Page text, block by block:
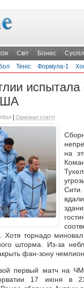
Світ Бізнес
Теніс Формула-1
Оригінал статті
на
Сити.
Хотя торнадо
шторма. Из-за
фан-зону
первый матч на ЧМ
17 июня в